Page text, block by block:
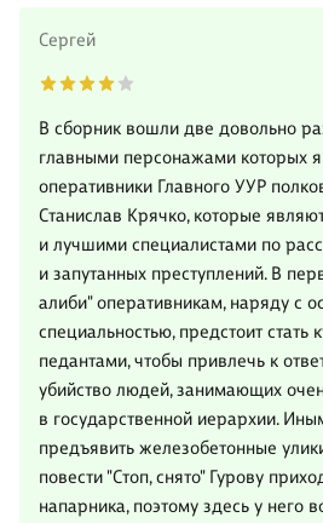
Сергей
В сборник вошли две довольно
главными персонажами которых
оперативники Главного УУР
Станислав Крячко, которые
и лучшими специалистами по
и запутанных преступлений. В
алиби" оперативникам, наряду с
специальностью, предстоит стать
педантами, чтобы привлечь к
убийство людей, занимающих
в государственной иерархии.
предъявить железобетонные
повести "Стоп, снято" Гурову
напарника, поэтому здесь у него